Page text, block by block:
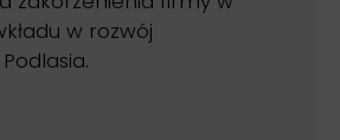
w rozwój